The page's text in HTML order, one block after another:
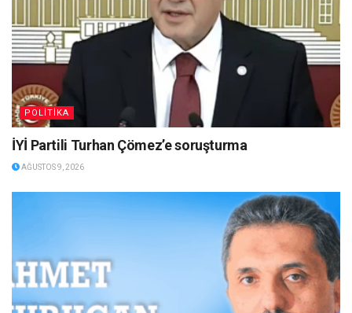
POLİTİKA
İYİ Partili Turhan Çömez’e soruşturma
AĞUSTOS 9, 2026